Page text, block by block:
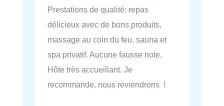
Prestations de qualité: repas
délicieux avec de bons produits,
massage au coin du feu, sauna et
spa privatif. Aucune fausse note.
Hôte très accueillant. Je
recommande, nous reviendrons !